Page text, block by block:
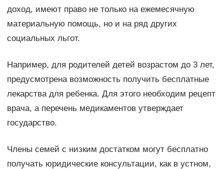
доход, имеют право не только на ежемесячную
материальную помощь, но и на ряд других
социальных льгот.
Например, для родителей детей возрастом до 3 лет,
предусмотрена возможность получить бесплатные
лекарства для ребенка. Для этого необходим рецепт
врача, а перечень медикаментов утверждает
государство.
Члены семей с низким достатком могут бесплатно
получать юридические консультации, как в устном,